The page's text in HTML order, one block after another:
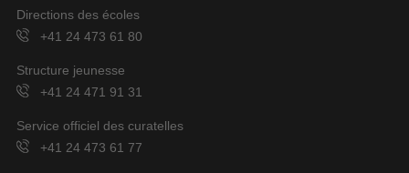
Directions des écoles
+41 24 473 61 80
Structure jeunesse
+41 24 471 91 31
Service officiel des curatelles
+41 24 473 61 77